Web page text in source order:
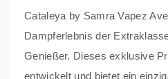
Cataleya by Samra Vapez
Dampferlebnis der
Genießer. Dieses exklusive
entwickelt und bietet ein